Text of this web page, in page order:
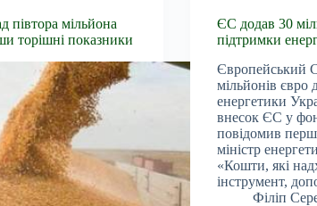
півтора мільйона
торішні показники
ЄС додав 30
підтримки
Європейський
мільйонів
енергетики
внесок ЄС у
повідомив
міністр
«Кошти, які
інструмент,
Філіп